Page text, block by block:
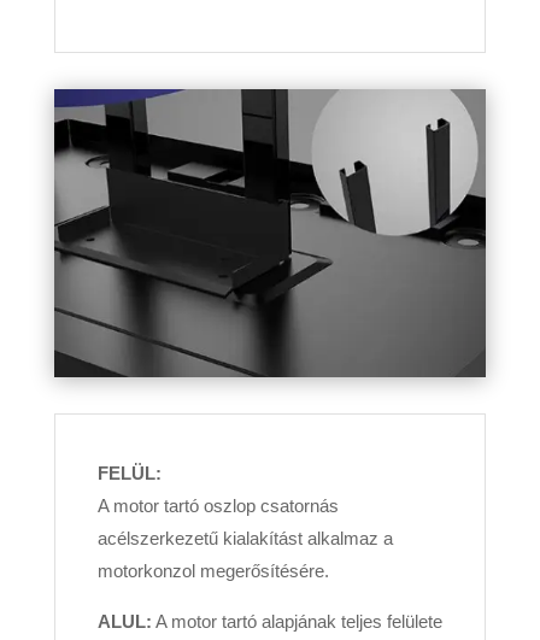
FELÜL:
A motor tartó oszlop csatornás
acélszerkezetű kialakítást alkalmaz a
motorkonzol megerősítésére.
ALUL: A motor tartó alapjának teljes felülete